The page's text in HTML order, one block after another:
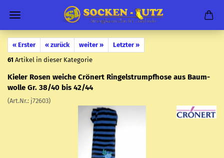
« Erster « zurück weiter »
Letzter »
61 Artikel in dieser Kategorie
Kie­ler Rosen wei­che Crö­nert Rin­gel­strumpf­ho­se aus Baum­
wol­le Gr. 38/40 bis 42/44
(Art.Nr.: j72603)